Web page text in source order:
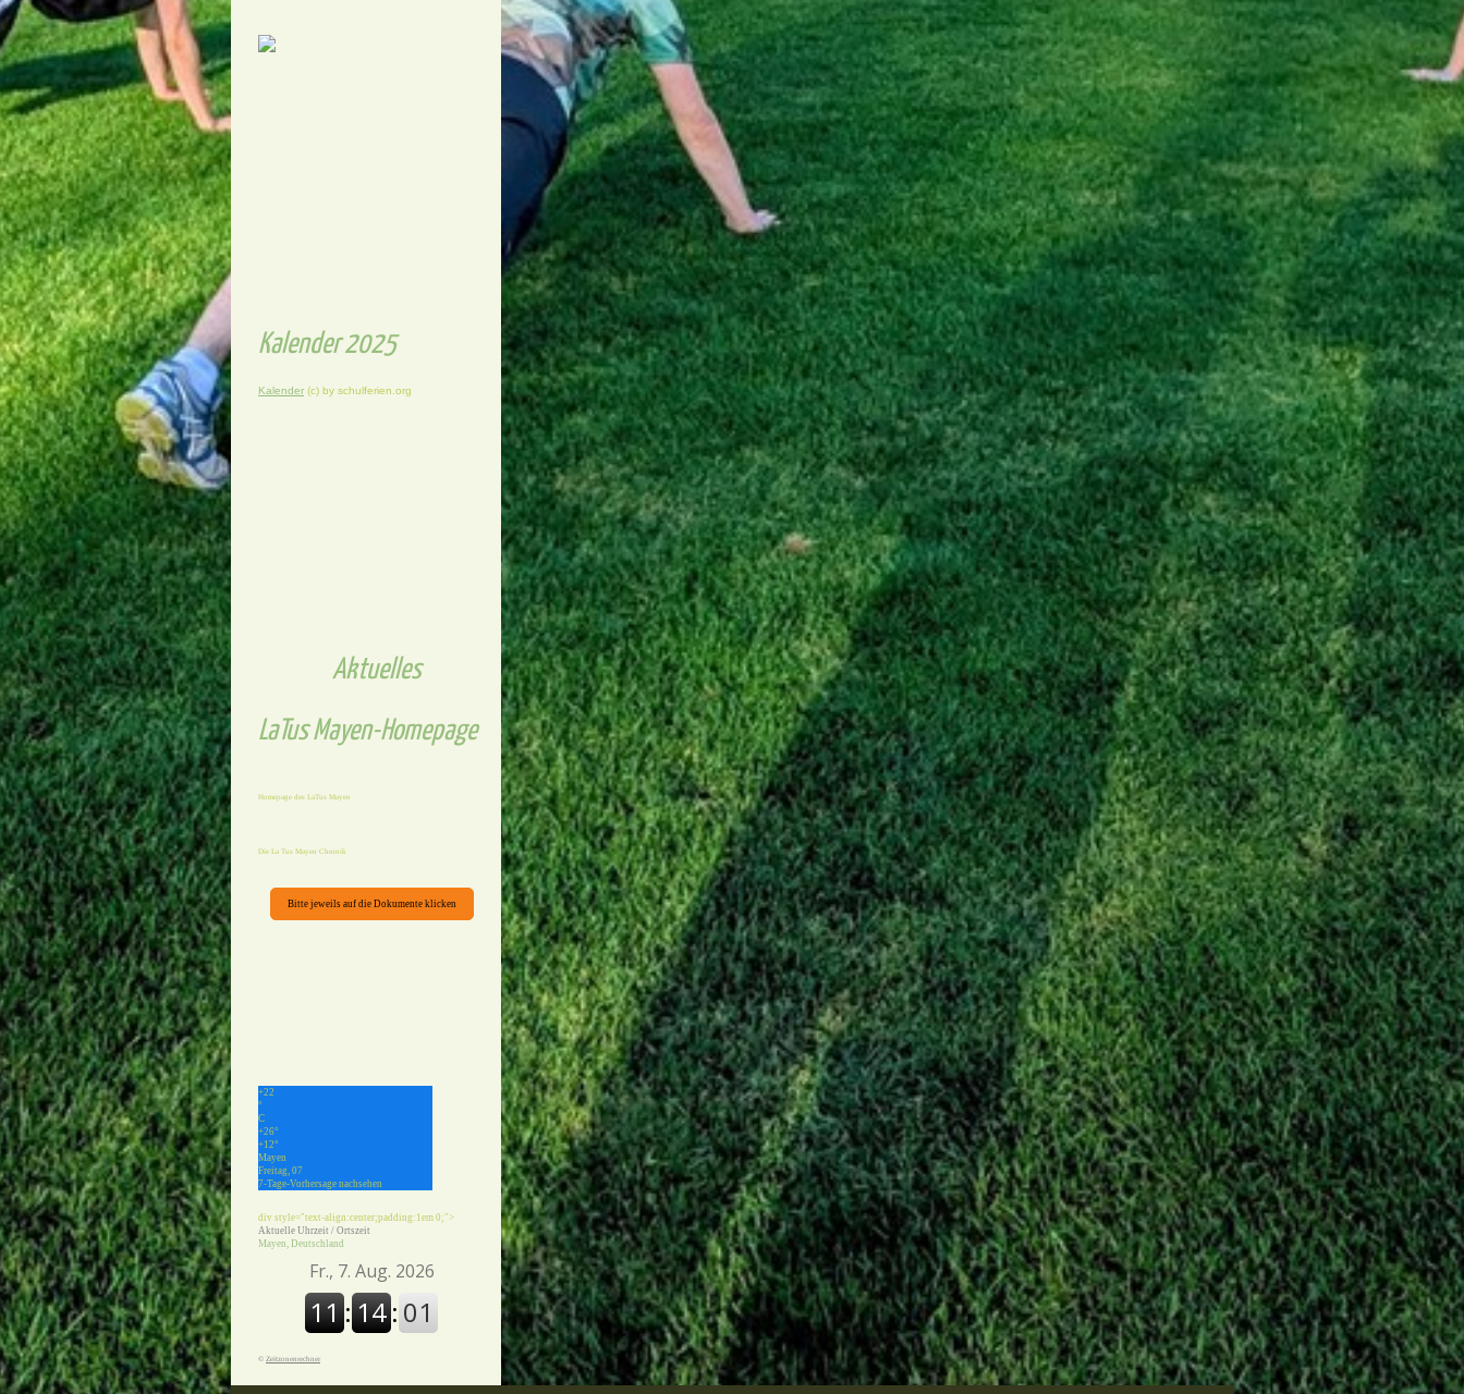
Kalender 2025
Kalender (c) by schulferien.org
Aktuelles
LaTus Mayen-Homepage
Homepage des LaTus Mayen
Die La Tus Mayen Chronik
Bitte jeweils auf die Dokumente klicken
+22
°
C
+26°
+12°
Mayen
Freitag, 07
7-Tage-Vorhersage nachsehen
div style="text-align:center;padding:1em 0;">
Aktuelle Uhrzeit / Ortszeit
Mayen, Deutschland
© Zeitzonenrechner